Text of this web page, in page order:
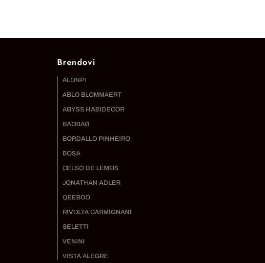
Brendovi
ALONPI
ABLO BLOMMAERT
ABYSS HABIDECOR
BAOBAB
BORDALLO PINHEIRO
BOSA
CELSO DE LEMOS
JONATHAN ADLER
QEEBOO
RIVOLTA CARMIGNANI
SELETTI
VENINI
VISTA ALEGRE